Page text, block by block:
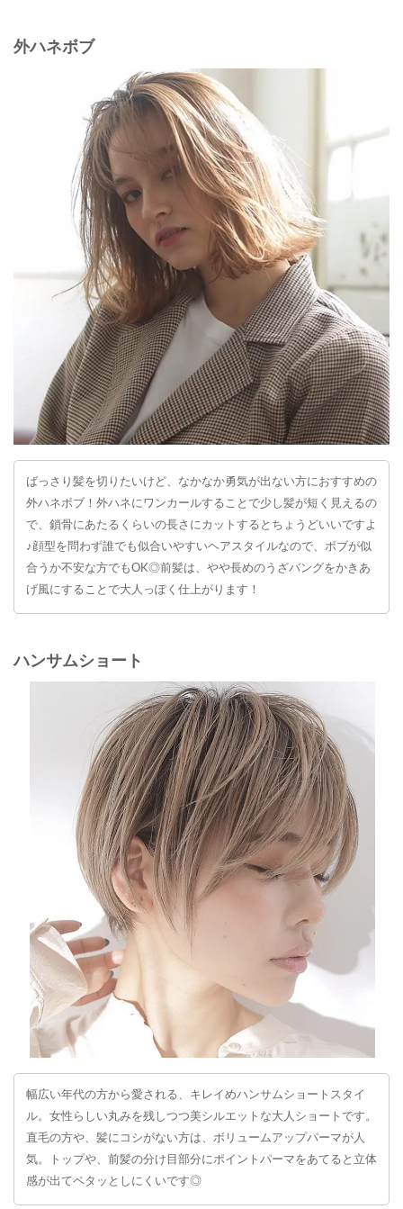
外ハネボブ
ばっさり髪を切りたいけど、なかなか勇気が出ない方におすすめの
外ハネボブ！外ハネにワンカールすることで少し髪が短く見えるの
で、鎖骨にあたるくらいの長さにカットするとちょうどいいですよ
♪顔型を問わず誰でも似合いやすいヘアスタイルなので、ボブが似
合うか不安な方でもOK◎前髪は、やや長めのうざバングをかきあ
げ風にすることで大人っぽく仕上がります！
ハンサムショート
幅広い年代の方から愛される、キレイめハンサムショートスタイ
ル。女性らしい丸みを残しつつ美シルエットな大人ショートです。
直毛の方や、髪にコシがない方は、ボリュームアップパーマが人
気。トップや、前髪の分け目部分にポイントパーマをあてると立体
感が出てペタッとしにくいです◎